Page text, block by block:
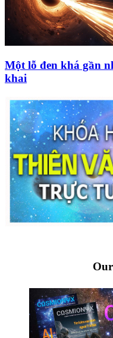
Một lỗ đen khá gần
khai